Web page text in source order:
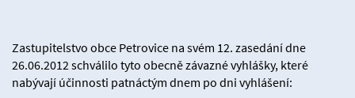
Zastupitelstvo obce Petrovice na svém 12. zasedání dne
26.06.2012 schválilo tyto obecně závazné vyhlášky, které
nabývají účinnosti patnáctým dnem po dni vyhlášení: